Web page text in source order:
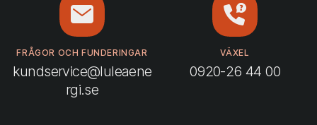
FRÅGOR OCH FUNDERINGAR
kundservice@luleaene
rgi.se
VÄXEL
0920-26 44 00